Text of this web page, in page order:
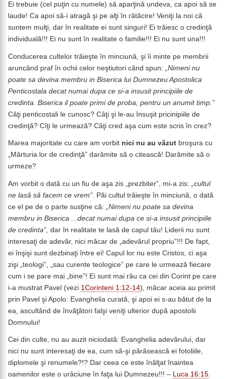
Ei trebuie (cel puţin cu numele) să aparţină undeva, ca apoi să se
laude! Ca apoi să-i atragă şi pe alţi în rătăcire! Veniţi la noi că
suntem mulţi, dar în realitate ei sunt singuri! Ei trăiesc o credinţă
individuală!!! Ei nu sunt în realitate o familie!!! Ei nu sunt una!!!
Conducerea cultelor trăieşte în minciună, şi îi minte pe membrii
aruncând praf în ochii celor neştiutori când spun:
„Nimeni nu
poate sa devina membru in Biserica lui Dumnezeu Apostolica
Penticostala decat numai dupa ce si-a insusit principiile de
credinta. Biserica il poate primi de proba, pentru un anumit timp.”
Câţi penticostali le cunosc? Câţi şi le-au însuşit pricinipiile de
credinţă? Cîţi le urmează? Câţi cred aşa cum este scris în crez?
Marea majoritate cu care am vorbit nici nu au văzut broşura cu
„Mărturia lor de credinţă” darămite să o citească! Darămite să o
urmeze?
Am vorbit o dată cu un fiu de aşa zis „prezbiter”, mi-a zis:
„cultul
ne lasă să facem ce vrem” . Păi cultul trăieşte în minciună, o dată
ce el pe de o parte susţine că:
„Nimeni nu poate sa devina
membru in Biserica ...decat numai dupa ce si-a insusit principiile
de credinta”, dar în realitate te lasă de capul tău! Liderii nu sunt
interesaţi de adevăr, nici măcar de „adevărul propriu”!!! De fapt,
ei înşişi sunt dezbinaţi între ei! Capul lor nu este Cristos, ci aşa
zişi „teologi”, „sau curente teologice” pe care le urmează fiecare
cum i se pare mai „bine”! Ei sunt mai rău ca cei din Corint pe care
i-a mustrat Pavel (vezi 1Corinteni 1:12-14), măcar aceia au primit
prin Pavel şi Apolo: Evanghelia curată, şi apoi ei s-au bătut de la
ea, ascultând de învăţători falşi veniţi ulterior după apostolii
Domnului!
Cei din culte, nu au auzit niciodată: Evanghelia adevărului, dar
nici nu sunt interesaţi de ea, cum să-şi părăsească ei fotoliile,
diplomele şi renumele?!? Dar ceea ce este înălţat înaintea
oamenilor este o urâciune în faţa lui Dumnezeu!!! – Luca 16:15.